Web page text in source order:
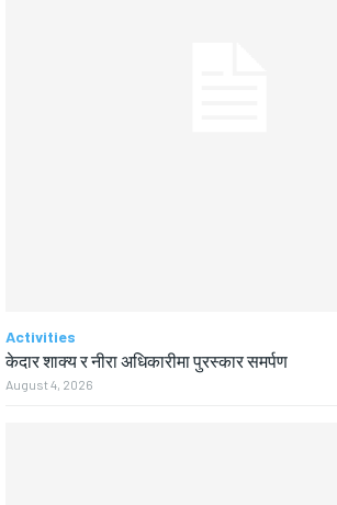
Activities
केदार शाक्य र नीरा अधिकारीमा पुरस्कार समर्पण
August 4, 2026